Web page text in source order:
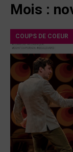
Mois :
COUPS DE COEUR